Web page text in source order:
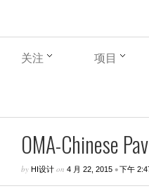
关注 项目
OMA-Chinese
by HI设计 on 4 月 22, 2015 •下午